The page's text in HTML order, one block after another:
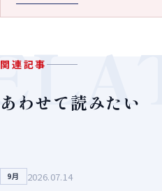
関連記事
あわせて読みたい
9月 2026.07.14